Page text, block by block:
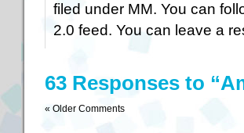
filed under MM. You can
2.0 feed. You can leave a
63 Responses to
« Older Comments